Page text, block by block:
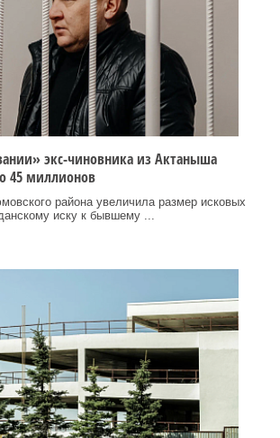
экс-чиновника из Актаныша
45 миллионов
района увеличила размер исковых
иску к бывшему ...